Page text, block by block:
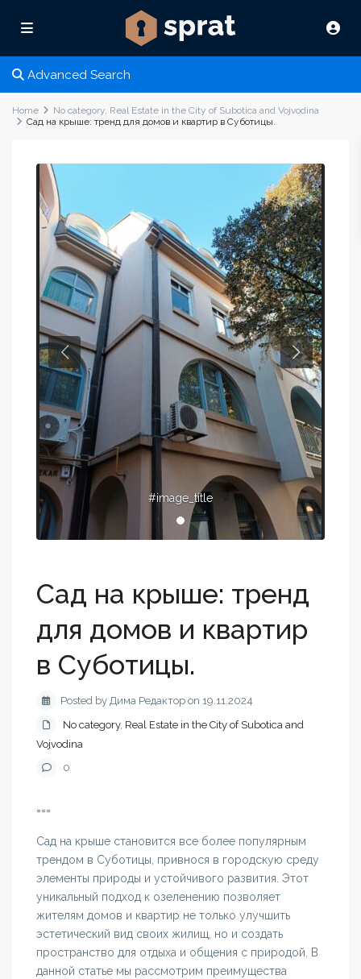
Advanced Search
Home No category, Real Estate in the City of Subotica and Vojvodina
Сад на крыше: тренд для домов и квартир в Суботицы.
#image_title
Сад на крыше: тренд
для домов и квартир
в Суботицы.
Posted by Дима Редактор on 19.11.2024
No category, Real Estate in the City of Subotica and
Vojvodina
0
===
Сад на крыше становится все более популярным
трендом в Суботицы, привнося в городскую среду
элементы природы и устойчивого развития. Этот
уникальный подход к озеленению позволяет
жителям домов и квартир не только улучшить
эстетический вид своих жилищ, но и создать
пространство для отдыха и общения с природой. В
данной статье мы рассмотрим преимущества